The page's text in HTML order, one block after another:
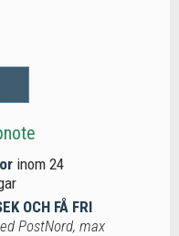
inom 24
OCH FÅ FRI
PostNord, max